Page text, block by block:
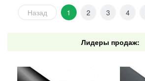
Назад 1 2 3 4
Лидеры продаж: